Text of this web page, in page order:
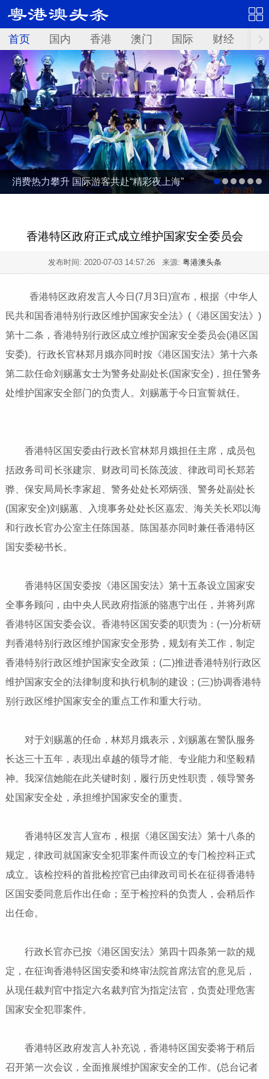
首页 国内 香港 澳门 国际 财经 资
消费热力攀升 国际游客共赴“精彩夜上海”
香港特区政府正式成立维护国家安全委员会
发布时间: 2020-07-03 14:57:26来源: 粤港澳头条
香港特区政府发言人今日(7月3日)宣布，根据《中华人
民共和国香港特别行政区维护国家安全法》(《港区国安法》)
第十二条，香港特别行政区成立维护国家安全委员会(港区国
安委)。行政长官林郑月娥亦同时按《港区国安法》第十六条
第二款任命刘赐蕙女士为警务处副处长(国家安全)，担任警务
处维护国家安全部门的负责人。刘赐蕙于今日宣誓就任。
香港特区国安委由行政长官林郑月娥担任主席，成员包
括政务司司长张建宗、财政司司长陈茂波、律政司司长郑若
骅、保安局局长李家超、警务处处长邓炳强、警务处副处长
(国家安全)刘赐蕙、入境事务处处长区嘉宏、海关关长邓以海
和行政长官办公室主任陈国基。陈国基亦同时兼任香港特区
国安委秘书长。
香港特区国安委按《港区国安法》第十五条设立国家安
全事务顾问，由中央人民政府指派的骆惠宁出任，并将列席
香港特区国安委会议。香港特区国安委的职责为：(一)分析研
判香港特别行政区维护国家安全形势，规划有关工作，制定
香港特别行政区维护国家安全政策；(二)推进香港特别行政区
维护国家安全的法律制度和执行机制的建设；(三)协调香港特
别行政区维护国家安全的重点工作和重大行动。
对于刘赐蕙的任命，林郑月娥表示，刘赐蕙在警队服务
长达三十五年，表现出卓越的领导才能、专业能力和坚毅精
神。我深信她能在此关键时刻，履行历史性职责，领导警务
处国家安全处，承担维护国家安全的重责。
香港特区发言人宣布，根据《港区国安法》第十八条的
规定，律政司就国家安全犯罪案件而设立的专门检控科正式
成立。该检控科的首批检控官已由律政司司长在征得香港特
区国安委同意后作出任命；至于检控科的负责人，会稍后作
出任命。
行政长官亦已按《港区国安法》第四十四条第一款的规
定，在征询香港特区国安委和终审法院首席法官的意见后，
从现任裁判官中指定六名裁判官为指定法官，负责处理危害
国家安全犯罪案件。
香港特区政府发言人补充说，香港特区国安委将于稍后
召开第一次会议，全面推展维护国家安全的工作。(总台记者